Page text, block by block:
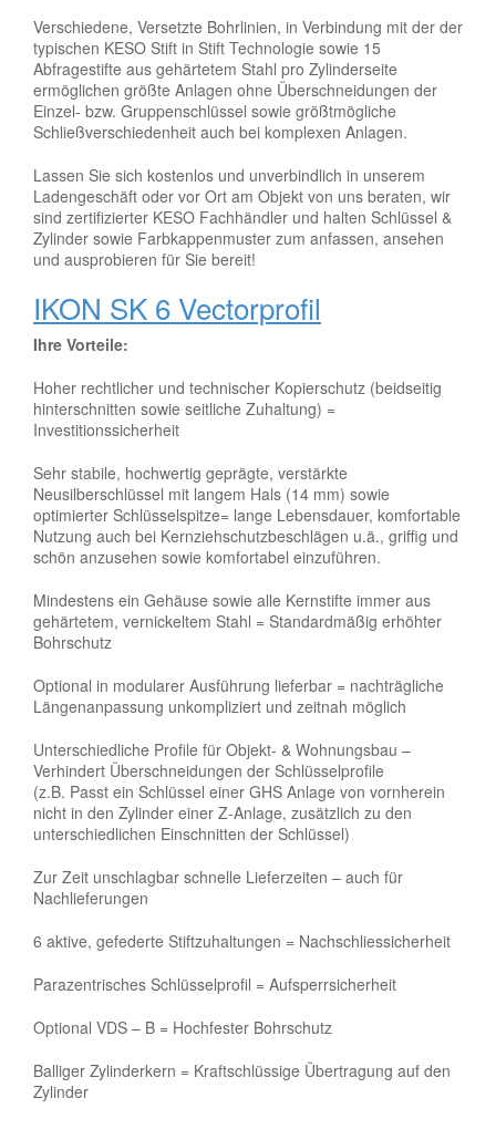
Verschiedene, Versetzte Bohrlinien, in Verbindung mit der der
typischen KESO Stift in Stift Technologie sowie 15
Abfragestifte aus gehärtetem Stahl pro Zylinderseite
ermöglichen größte Anlagen ohne Überschneidungen der
Einzel- bzw. Gruppenschlüssel sowie größtmögliche
Schließverschiedenheit auch bei komplexen Anlagen.
Lassen Sie sich kostenlos und unverbindlich in unserem
Ladengeschäft oder vor Ort am Objekt von uns beraten, wir
sind zertifizierter KESO Fachhändler und halten Schlüssel &
Zylinder sowie Farbkappenmuster zum anfassen, ansehen
und ausprobieren für Sie bereit!
IKON SK 6 Vectorprofil
Ihre Vorteile:
Hoher rechtlicher und technischer Kopierschutz (beidseitig
hinterschnitten sowie seitliche Zuhaltung) =
Investitionssicherheit
Sehr stabile, hochwertig geprägte, verstärkte
Neusilberschlüssel mit langem Hals (14 mm) sowie
optimierter Schlüsselspitze= lange Lebensdauer, komfortable
Nutzung auch bei Kernziehschutzbeschlägen u.ä., griffig und
schön anzusehen sowie komfortabel einzuführen.
Mindestens ein Gehäuse sowie alle Kernstifte immer aus
gehärtetem, vernickeltem Stahl = Standardmäßig erhöhter
Bohrschutz
Optional in modularer Ausführung lieferbar = nachträgliche
Längenanpassung unkompliziert und zeitnah möglich
Unterschiedliche Profile für Objekt- & Wohnungsbau –
Verhindert Überschneidungen der Schlüsselprofile
(z.B. Passt ein Schlüssel einer GHS Anlage von vornherein
nicht in den Zylinder einer Z-Anlage, zusätzlich zu den
unterschiedlichen Einschnitten der Schlüssel)
Zur Zeit unschlagbar schnelle Lieferzeiten – auch für
Nachlieferungen
6 aktive, gefederte Stiftzuhaltungen = Nachschliessicherheit
Parazentrisches Schlüsselprofil = Aufsperrsicherheit
Optional VDS – B = Hochfester Bohrschutz
Balliger Zylinderkern = Kraftschlüssige Übertragung auf den
Zylinder